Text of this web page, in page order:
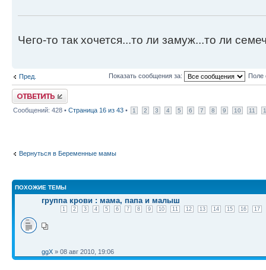
Чего-то так хочется...то ли замуж...то ли
Пред. Показать сообщения за: Поле
Ответить
Сообщений: 428 • Страница 16 из 43 • 1 2 3 4 5 6 7 8 9 10 11
Вернуться в Беременные мамы
ПОХОЖИЕ ТЕМЫ
группа крови : мама, папа и малыш
1 2 3 4 5 6 7 8 9 10 11 12 13 14 15 16 17
ggX » 08 авг 2010, 19:06